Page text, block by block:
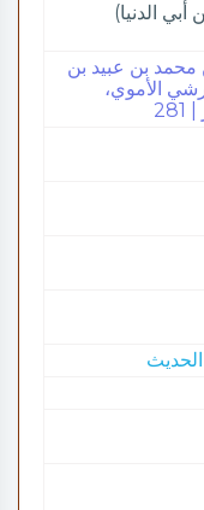
الدنيا)
محمد بن عبيد بن
الأموي،